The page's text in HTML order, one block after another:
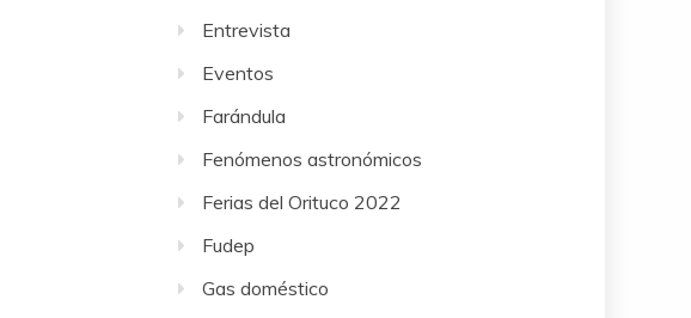
Entrevista
Eventos
Farándula
Fenómenos astronómicos
Ferias del Orituco 2022
Fudep
Gas doméstico